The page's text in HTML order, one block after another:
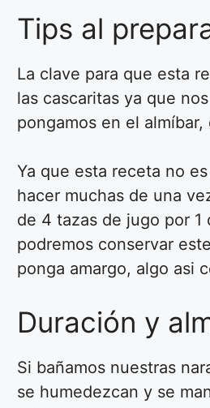
Tips al
La clave para que esta
las cascaritas ya que
pongamos en el
Ya que esta receta no
hacer muchas de una
de 4 tazas de jugo por
podremos conservar
ponga amargo, algo asi
Duración y
Si bañamos nuestras
se humedezcan y se